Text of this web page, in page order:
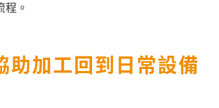
程。
助加工回到日常設備